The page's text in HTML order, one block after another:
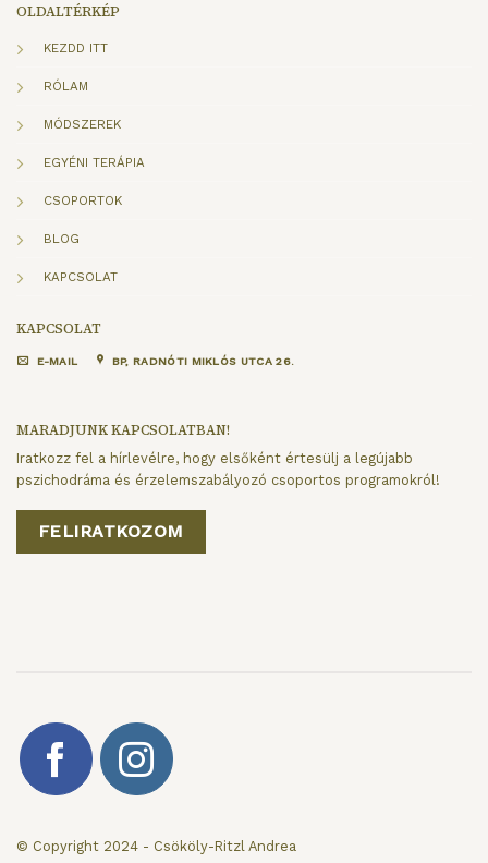
OLDALTÉRKÉP
KEZDD ITT
RÓLAM
MÓDSZEREK
EGYÉNI TERÁPIA
CSOPORTOK
BLOG
KAPCSOLAT
KAPCSOLAT
E-MAIL BP, RADNÓTI MIKLÓS UTCA 26.
MARADJUNK KAPCSOLATBAN!
Iratkozz fel a hírlevélre, hogy elsőként értesülj a legújabb
pszichodráma és érzelemszabályozó csoportos programokról!
FELIRATKOZOM
© Copyright 2024 - Csököly-Ritzl Andrea